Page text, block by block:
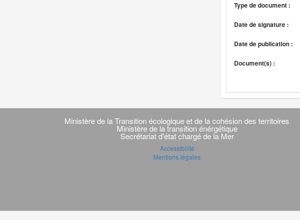
Type de document :
Date de signature :
Date de publication :
Document(s) :
Navigation
transverseMinistère de la Transition écologique et de la cohésion des territoires
Ministère de la transition énérgétique
Secrétariat d'état chargé de la Mer
Accessibilité
Mentions légales